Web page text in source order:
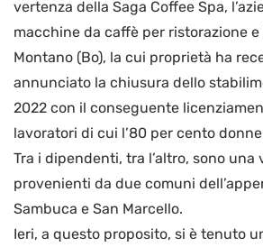
vertenza della Saga Coffee Spa,
macchine da caffè per ristorazione
Montano (Bo), la cui proprietà ha
annunciato la chiusura dello
2022 con il conseguente
lavoratori di cui l’80 per cento
Tra i dipendenti, tra l’altro, sono
provenienti da due comuni
Sambuca e San Marcello.
Ieri, a questo proposito, si è tenuto